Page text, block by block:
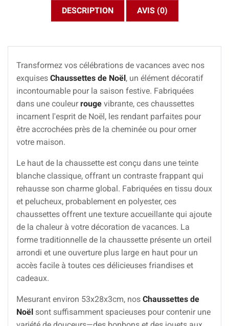
DESCRIPTION AVIS (0)
Transformez vos célébrations de vacances avec nos
exquises Chaussettes de Noël , un élément décoratif
incontournable pour la saison festive. Fabriquées
dans une couleurrouge vibrante, ces chaussettes
incarnent l'esprit de Noël, les rendant parfaites pour
être accrochées près de la cheminée ou pour orner
votre maison.
Le haut de la chaussette est conçu dans une teinte
blanche classique, offrant un contraste frappant qui
rehausse son charme global. Fabriquées en tissu doux
et pelucheux, probablement en polyester, ces
chaussettes offrent une texture accueillante qui ajoute
de la chaleur à votre décoration de vacances. La
forme traditionnelle de la chaussette présente un orteil
arrondi et une ouverture plus large en haut pour un
accès facile à toutes ces délicieuses friandises et
cadeaux.
Mesurant environ 53x28x3cm, nos Chaussettes de
Noël sont suffisamment spacieuses pour contenir une